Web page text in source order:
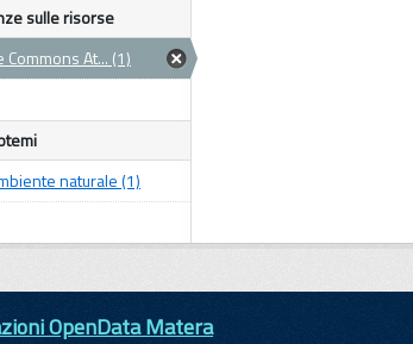
sulle risorse
Commons At... (1)
naturale (1)
OpenData Matera